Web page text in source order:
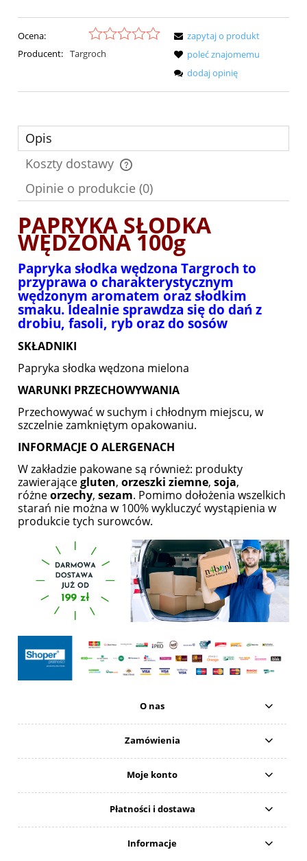
Ocena:
Producent: Targroch
zapytaj o produkt
poleć znajomemu
dodaj opinię
Opis
Koszty dostawy
Cena nie zawiera ewentualnych kosztów płatności
Opinie o produkcie (0)
PAPRYKA SŁODKA
WĘDZONA 100g
Papryka słodka wędzona Targroch to
przyprawa o charakterystycznym
wędzonym aromatem oraz słodkim
smaku. Idealnie sprawdza się do dań z
drobiu, fasoli, ryb oraz do sosów
SKŁADNIKI
Papryka słodka wędzona mielona
WARUNKI PRZECHOWYWANIA
Przechowywać w suchym i chłodnym miejscu, w
szczelnie zamkniętym opakowaniu.
INFORMACJE O ALERGENACH
W zakładzie pakowane są również: produkty
zawierającegluten, orzeszki ziemne, soja,
różneorzechy, sezam. Pomimo dołożenia wszelkich
starań nie można w 100% wykluczyć wystąpienia w
produkcie tych surowców.
O nas
Zamówienia
Moje konto
Płatności i dostawa
Informacje